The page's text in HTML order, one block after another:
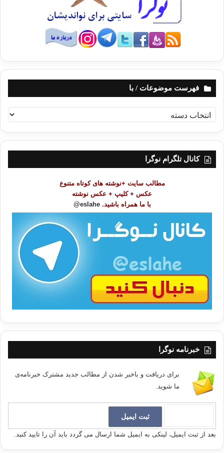
فهرست موضوعات / با
ه
ر
کانال تلگرام نوگرا
مطالب سایت +نوشته های کوتاه متنوع
عکس + کلیپ + عکس نوشته
با ما همراه باشید. eslahe@
خبرنامه نوگرا
برای دریافت و باخبر شدن از مطالب جدید مشترک خبرنامه‌ی
ما شوید.
بعد از ثبت ایمیل، لینکی به ایمیل شما ارسال می گردد باید آن را تایید کنید.